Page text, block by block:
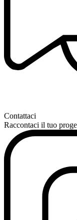
Contattaci
Raccontaci il tuo